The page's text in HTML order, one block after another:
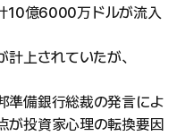
10億6000万ドルが流入
上されていたが、
準備銀行総裁の発言によ
が投資家心理の転換要因